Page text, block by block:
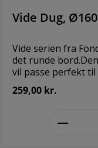
Vide Dug,
Vide serien fra
det runde
vil passe perfekt
Fondaco Størrelse:
259,00 kr.